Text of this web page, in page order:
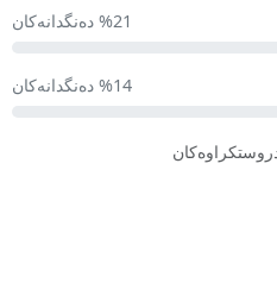
%21 دەنگدانەکان
%14 دەنگدانەکان